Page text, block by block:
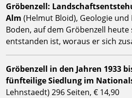
Gröbenzell:
Alm (Helmut Bloid), Geologie
Boden, auf dem Gröbenzell
entstanden ist, woraus er sich
Gröbenzell in den Jahren 1933
fünfteilige Siedlung im
Lehnstaedt) 296 Seiten, € 14,90